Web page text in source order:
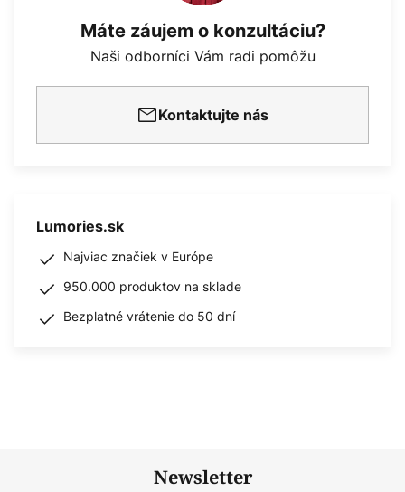
Máte záujem o konzultáciu?
Naši odborníci Vám radi pomôžu
Kontaktujte nás
Lumories.sk
Najviac značiek v Európe
950.000 produktov na sklade
Bezplatné vrátenie do 50 dní
Newsletter